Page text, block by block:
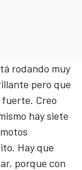
rodando muy
pero que
Creo
hay siete
Hay que
porque con